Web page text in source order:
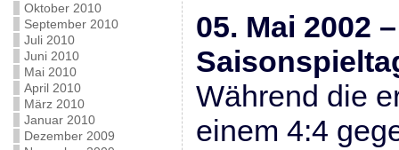
Oktober 2010
September 2010
Juli 2010
Juni 2010
Mai 2010
April 2010
März 2010
Januar 2010
Dezember 2009
05. Mai 2002
Während die
einem 4:4